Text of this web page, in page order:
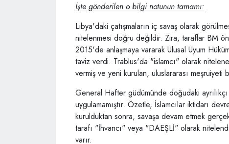
İşte gönderilen o bilgi notunun tamamı:
Libya'daki çatışmaların iç savaş olarak
nitelenmesi doğru değildir. Zira, taraflar BM
2015'de anlaşmaya vararak Ulusal Uyum
taviz verdi. Trablus'da "islamcı" olarak
vermiş ve yeni kurulan, uluslararası meşruiyeti
General Hafter güdümünde doğudaki
uygulamamıştır. Özetle, İslamcılar iktidarı
kurulduktan sonra, savaşa devam etmek
tarafı "İhvancı" veya "DAEŞLİ" olarak
varır.